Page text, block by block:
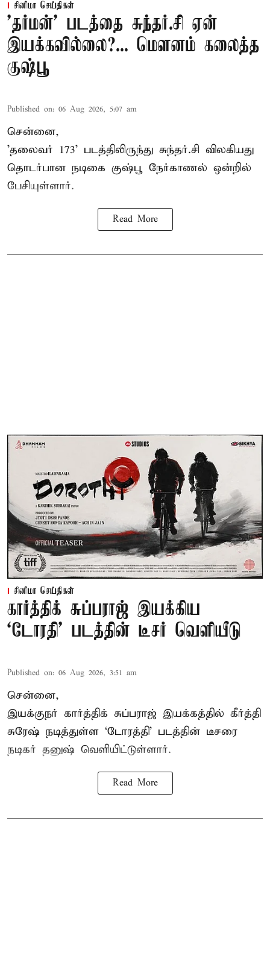
சினிமா செய்திகள்
'தர்மன்' படத்தை சுந்தர்.சி ஏன்
இயக்கவில்லை?... மௌனம் கலைத்த
குஷ்பூ
Published on: 06 Aug 2026, 5:07 am
சென்னை,
'தலைவர் 173' படத்திலிருந்து சுந்தர்.சி விலகியது
தொடர்பான நடிகை குஷ்பூ நேர்காணல் ஒன்றில்
பேசியுள்ளார்.
Read More
சினிமா செய்திகள்
கார்த்திக் சுப்பராஜ் இயக்கிய
`டோரதி' படத்தின் டீசர் வெளியீடு
Published on: 06 Aug 2026, 3:51 am
சென்னை,
இயக்குநர் கார்த்திக் சுப்பராஜ் இயக்கத்தில் கீர்த்தி
சுரேஷ் நடித்துள்ள `டோரத்தி' படத்தின் டீசரை
நடிகர் தனுஷ் வெளியிட்டுள்ளார்.
Read More